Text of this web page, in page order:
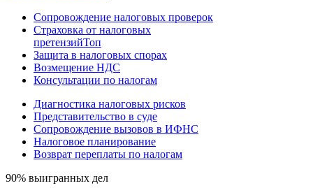
Сопровождение налоговых проверок
Страховка от налоговых
претензийТоп
Защита в налоговых спорах
Возмещение НДС
Консультации по налогам
Диагностика налоговых рисков
Представительство в суде
Сопровождение вызовов в ИФНС
Налоговое планирование
Возврат переплаты по налогам
90% выигранных дел